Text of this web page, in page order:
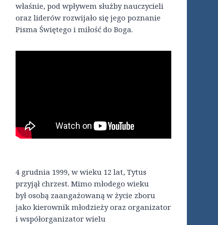
właśnie, pod wpływem służby nauczycieli
oraz liderów rozwijało się jego poznanie
Pisma Świętego i miłość do Boga.
4 grudnia 1999, w wieku 12 lat, Tytus
przyjął chrzest. Mimo młodego wieku
był osobą zaangażowaną w życie zboru
jako kierownik młodzieży oraz organizator
i współorganizator wielu